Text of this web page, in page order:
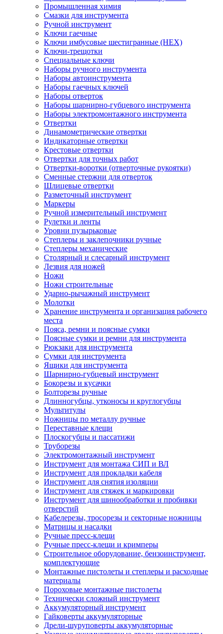
Промышленная химия
Смазки для инструмента
Ручной инструмент
Ключи гаечные
Ключи имбусовые шестигранные (HEX)
Ключи-трещотки
Специальные ключи
Наборы ручного инструмента
Наборы автоинструмента
Наборы гаечных ключей
Наборы отверток
Наборы шарнирно-губцевого инструмента
Наборы электромонтажного инструмента
Отвертки
Динамометрические отвертки
Индикаторные отвертки
Крестовые отвертки
Отвертки для точных работ
Отвертки-воротки (отверточные рукоятки)
Сменные стержни для отверток
Шлицевые отвертки
Разметочный инструмент
Маркеры
Ручной измерительный инструмент
Рулетки и ленты
Уровни пузырьковые
Степлеры и заклепочники ручные
Степлеры механические
Столярный и слесарный инструмент
Лезвия для ножей
Ножи
Ножи строительные
Ударно-рычажный инструмент
Молотки
Хранение инструмента и организация рабочего
места
Пояса, ремни и поясные сумки
Поясные сумки и ремни для инструмента
Рюкзаки для инструмента
Сумки для инструмента
Ящики для инструмента
Шарнирно-губцевый инструмент
Бокорезы и кусачки
Болторезы ручные
Длинногубцы, утконосы и круглогубцы
Мультитулы
Ножницы по металлу ручные
Переставные клещи
Плоскогубцы и пассатижи
Труборезы
Электромонтажный инструмент
Инструмент для монтажа СИП и ВЛ
Инструмент для прокладки кабеля
Инструмент для снятия изоляции
Инструмент для стяжек и маркировки
Инструмент для шинообработки и пробивки
отверстий
Кабелерезы, тросорезы и секторные ножницы
Матрицы и насадки
Ручные пресс-клещи
Ручные пресс-клещи и кримперы
Строительное оборудование, бензоинструмент,
комплектующие
Монтажные пистолеты и степлеры и расходные
материалы
Пороховые монтажные пистолеты
Технически сложный инструмент
Аккумуляторный инструмент
Гайковерты аккумуляторные
Дрели-шуруповерты аккумуляторные